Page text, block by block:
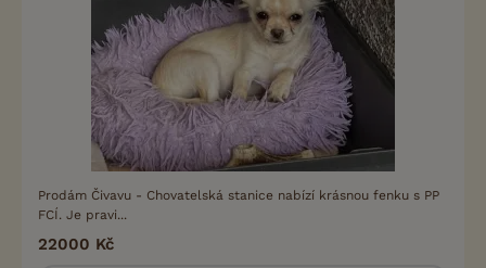
Prodám Čivavu - Chovatelská stanice nabízí krásnou fenku s PP
FCÍ. Je pravi...
22000 Kč